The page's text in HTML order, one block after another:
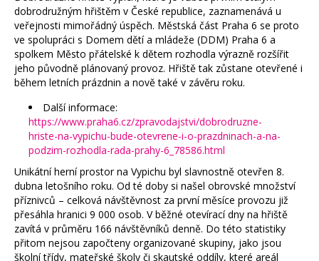
dobrodružným hřištěm v České republice, zaznamenává u
veřejnosti mimořádný úspěch. Městská část Praha 6 se proto
ve spolupráci s Domem dětí a mládeže (DDM) Praha 6 a
spolkem Město přátelské k dětem rozhodla výrazně rozšířit
jeho původně plánovaný provoz. Hřiště tak zůstane otevřené i
během letních prázdnin a nově také v závěru roku.
Další informace:
https://www.praha6.cz/zpravodajstvi/dobrodruzne-
hriste-na-vypichu-bude-otevrene-i-o-prazdninach-a-na-
podzim-rozhodla-rada-prahy-6_78586.html
Unikátní herní prostor na Vypichu byl slavnostně otevřen 8.
dubna letošního roku. Od té doby si našel obrovské množství
příznivců – celková návštěvnost za první měsíce provozu již
přesáhla hranici 9 000 osob. V běžné otevírací dny na hřiště
zavítá v průměru 166 návštěvníků denně. Do této statistiky
přitom nejsou započteny organizované skupiny, jako jsou
školní třídy, mateřské školy či skautské oddíly, které areál